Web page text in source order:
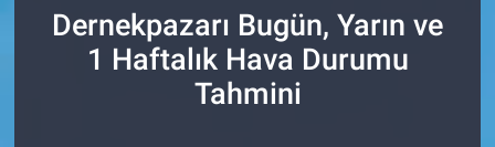
Dernekpazarı Bugün, Yarın ve
1 Haftalık Hava Durumu
Tahmini
GÜNDEM
Süper Lig Puan Durumu ve Fikstür